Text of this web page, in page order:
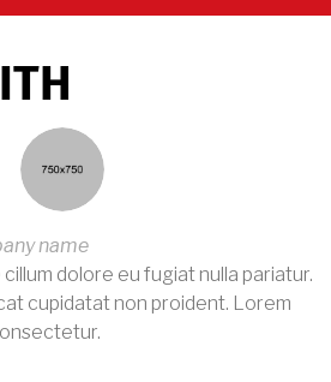
name
dolore eu fugiat nulla pariatur.
cupidatat non proident. Lorem